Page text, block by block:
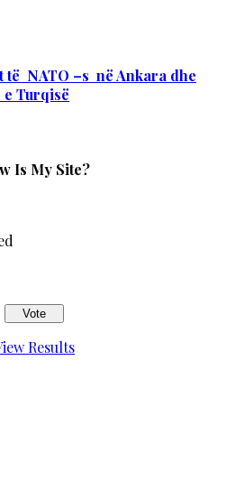
të NATO –s në Ankara dhe
Turqisë
Is My Site?
Results